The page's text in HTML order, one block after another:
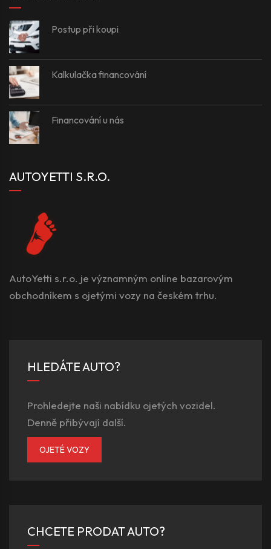
Postup při koupi
Kalkulačka financování
Financování u nás
AUTOYETTI S.R.O.
AutoYetti s.r.o. je významným online bazarovým
obchodníkem s ojetými vozy na českém trhu.
HLEDÁTE AUTO?
Prohledejte naši nabídku ojetých vozidel.
Denně přibývají další.
OJETÉ VOZY
CHCETE PRODAT AUTO?